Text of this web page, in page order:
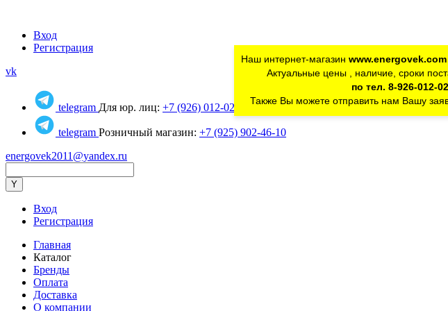
Вход
Регистрация
vk
telegram Для юр. лиц: +7 (926) 012-02-80
telegram Розничный магазин: +7 (925) 902-46-10
energovek2011@yandex.ru
Наш интернет-магазин www.energovek.com
Актуальные цены , наличие, сроки
по тел. 8-926-012-
Также Вы можете отправить нам Вашу
Вход
Регистрация
Главная
Каталог
Бренды
Оплата
Доставка
О компании